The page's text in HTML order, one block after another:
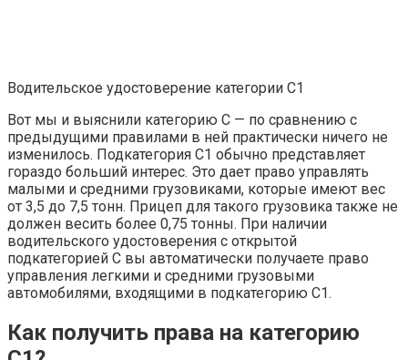
Водительское удостоверение категории С1
Вот мы и выяснили категорию С — по сравнению с
предыдущими правилами в ней практически ничего не
изменилось. Подкатегория C1 обычно представляет
гораздо больший интерес. Это дает право управлять
малыми и средними грузовиками, которые имеют вес
от 3,5 до 7,5 тонн. Прицеп для такого грузовика также не
должен весить более 0,75 тонны. При наличии
водительского удостоверения с открытой
подкатегорией С вы автоматически получаете право
управления легкими и средними грузовыми
автомобилями, входящими в подкатегорию С1.
Как получить права на категорию